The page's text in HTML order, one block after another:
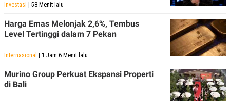
Investasi | 58 Menit lalu
Harga Emas Melonjak 2,6%, Tembus
Level Tertinggi dalam 7 Pekan
Internasional | 1 Jam 6 Menit lalu
Murino Group Perkuat Ekspansi Properti
di Bali